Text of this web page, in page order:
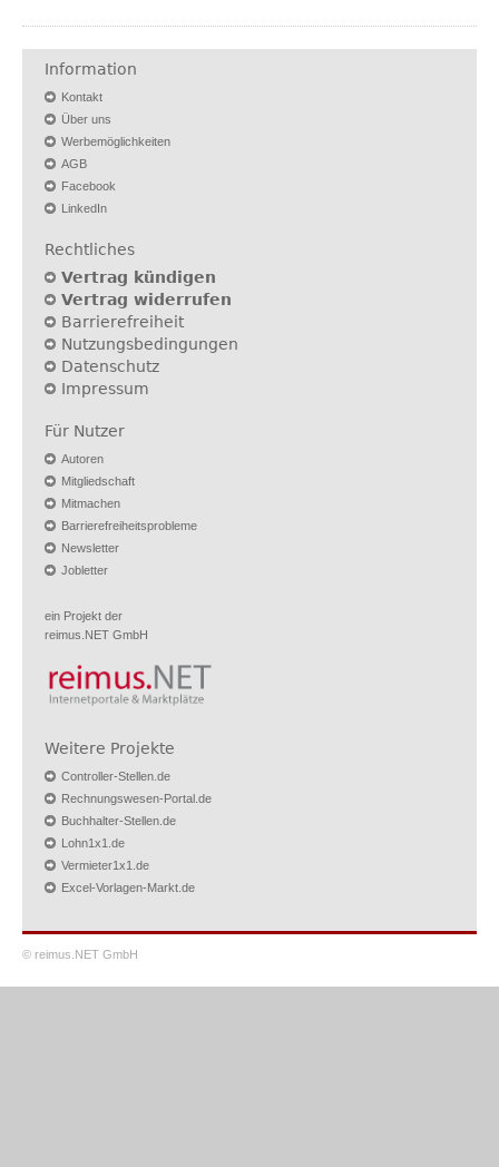
Information
Kontakt
Über uns
Werbemöglichkeiten
AGB
Facebook
LinkedIn
Rechtliches
Vertrag kündigen
Vertrag widerrufen
Barrierefreiheit
Nutzungsbedingungen
Datenschutz
Impressum
Für Nutzer
Autoren
Mitgliedschaft
Mitmachen
Barrierefreiheitsprobleme
Newsletter
Jobletter
ein Projekt der
reimus.NET GmbH
Weitere Projekte
Controller-Stellen.de
Rechnungswesen-Portal.de
Buchhalter-Stellen.de
Lohn1x1.de
Vermieter1x1.de
Excel-Vorlagen-Markt.de
© reimus.NET GmbH